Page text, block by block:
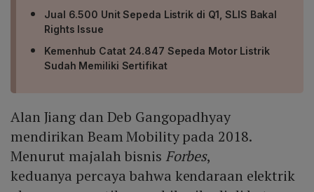
Jual 6.500 Unit Sepeda Listrik di Q1, SLIS Bakal
Rights Issue
Kemenhub Catat 24.847 Sepeda Motor Listrik
Sudah Memiliki Sertifikat
Alan Jiang dan Deb Gangopadhyay
mendirikan Beam Mobility pada 2018.
Menurut majalah bisnis Forbes,
keduanya percaya bahwa kendaraan elektrik